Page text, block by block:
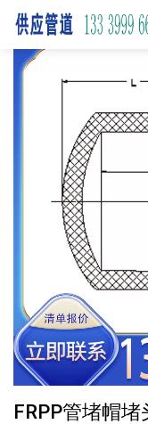
FRPP管堵帽堵